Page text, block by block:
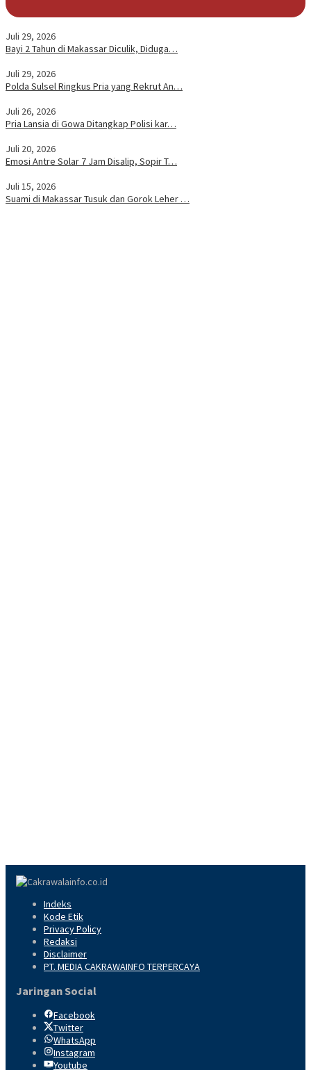
Juli 29, 2026
Bayi 2 Tahun di Makassar Diculik, Diduga…
Juli 29, 2026
Polda Sulsel Ringkus Pria yang Rekrut An…
Juli 26, 2026
Pria Lansia di Gowa Ditangkap Polisi kar…
Juli 20, 2026
Emosi Antre Solar 7 Jam Disalip, Sopir T…
Juli 15, 2026
Suami di Makassar Tusuk dan Gorok Leher …
Indeks
Kode Etik
Privacy Policy
Redaksi
Disclaimer
PT. MEDIA CAKRAWAINFO TERPERCAYA
Jaringan Social
Facebook
Twitter
WhatsApp
Instagram
Youtube